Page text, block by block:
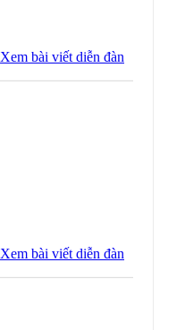
Xem bài viết diễn đàn
Xem bài viết diễn đàn